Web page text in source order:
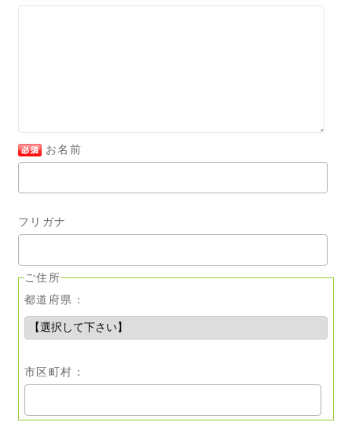
お名前
フリガナ
ご住所
都道府県：
市区町村：